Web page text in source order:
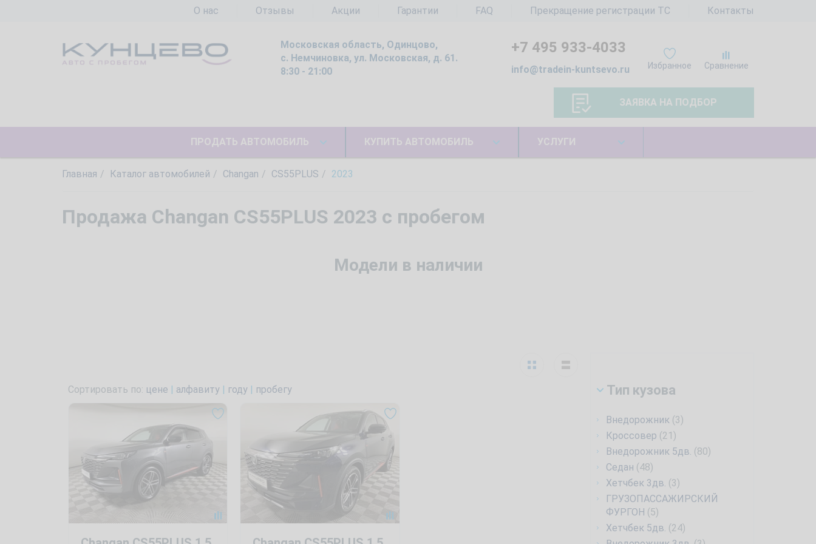
О нас Отзывы Акции Гарантии FAQ Прекращение регистрации ТС Контакты
Московская область, Одинцово,
с. Немчиновка, ул. Московская, д. 61.
8:30 - 21:00
Избранное Сравнение
+7 495 933-4033
info@tradein-kuntsevo.ru
ЗАЯВКА НА ПОДБОР
ПРОДАТЬ АВТОМОБИЛЬ КУПИТЬ АВТОМОБИЛЬ УСЛУГИ
Главная Каталог автомобилей Changan CS55PLUS 2023
Продажа Changan CS55PLUS 2023 с пробегом
Модели в наличии
Тип кузова
Внедорожник (3)
Кроссовер (21)
Внедорожник 5дв. (80)
Седан (48)
Хетчбек 3дв. (3)
ГРУЗОПАССАЖИРСКИЙ
ФУРГОН (5)
Хетчбек 5дв. (24)
Сортировать по: цене | алфавиту | году | пробегу